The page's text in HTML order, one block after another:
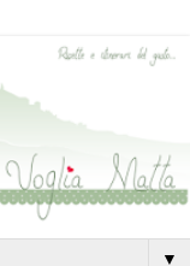
▼